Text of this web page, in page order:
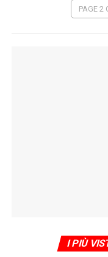
PAGE 2
I PIÙ